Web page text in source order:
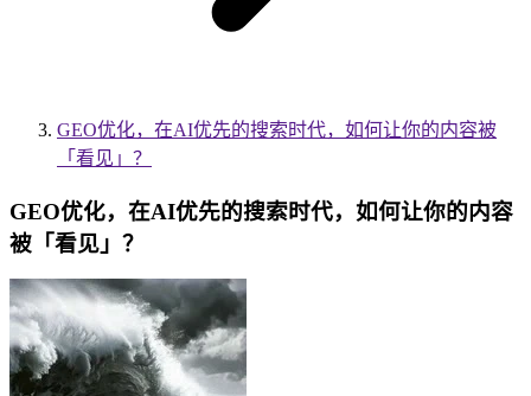
GEO优化，在AI优先的搜索时代，如何让你的内容被
「看见」？
GEO优化，在AI优先的搜索时代，如何让你的内容
被「看见」？